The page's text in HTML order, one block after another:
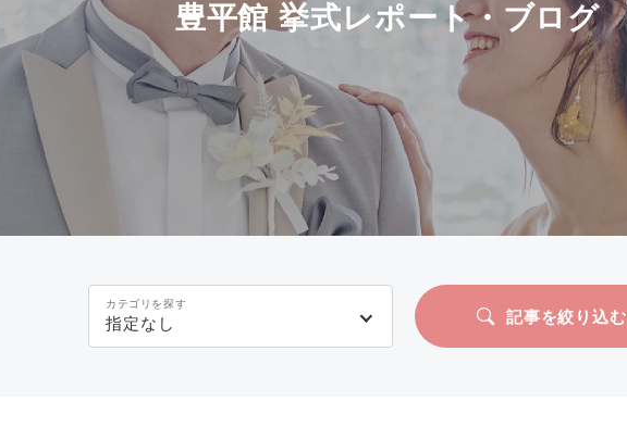
豊平館 挙式レポート・ブログ
カテゴリを探す
指定なし 記事を絞り込む